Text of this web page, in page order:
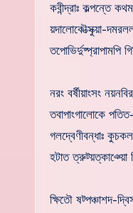
কবীন্দ্রাঃ কল্পন্তে
য়দালোকৌত্সুক্য়া-
তপোভির্দুষ্প্রাপামপি
নরং বর্ষীয়াংসং
তবাপাংগালোকে
গলদ্বেণীবন্ধাঃ
হটাত ত্রুট্য়ত্কাঞ্য়ো
ক্ষিতৌ ষট্পঞ্চাশদ-